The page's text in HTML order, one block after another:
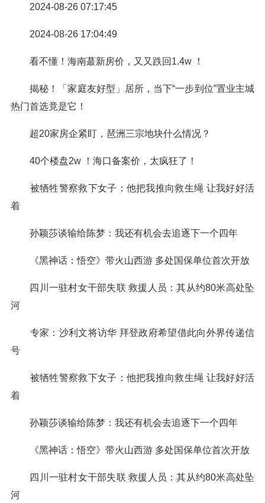
2024-08-26 07:17:45
2024-08-26 17:04:49
看不懂！海南蕞新房价，又又跌回1.4w ！
揭秘！「家庭友好型」居所，当下“一步到位”置业主城
热门首选竟是它！
超20家房企紧盯，琶洲三宗地块什么情况？
40个楼盘2w ！海口备案价，太疯狂了！
被牺牲警察救下女子：他把我推向救生绳 让我好好活
着
孙颖莎谈输给陈梦：我还有机会去追逐下一个四年
《黑神话：悟空》带火山西游 多处国保单位首次开放
四川一驻村女干部失联 救援人员：其从约80米高处坠
河
专家：沙利文将访华 拜登政府希望借此向外界传递信
号
被牺牲警察救下女子：他把我推向救生绳 让我好好活
着
孙颖莎谈输给陈梦：我还有机会去追逐下一个四年
《黑神话：悟空》带火山西游 多处国保单位首次开放
四川一驻村女干部失联 救援人员：其从约80米高处坠
河